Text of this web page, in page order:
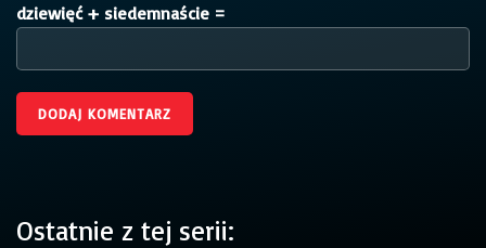
dziewięć + siedemnaście =
Ostatnie z tej serii: